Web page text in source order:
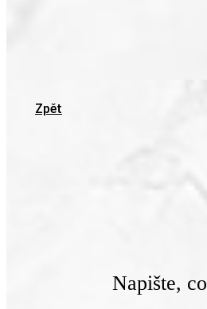
Zpět
Napište,